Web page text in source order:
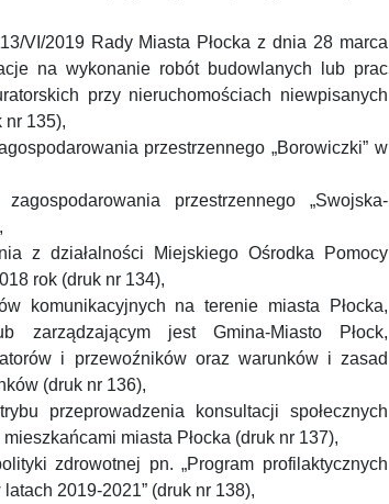
VI/2019 Rady Miasta Płocka z dnia 28 marca
na wykonanie robót budowlanych lub prac
przy nieruchomościach niewpisanych
nr 135),
przestrzennego „Borowiczki” w
przestrzennego „Swojska-
z działalności Miejskiego Ośrodka Pomocy
rok (druk nr 134),
komunikacyjnych na terenie miasta Płocka,
zarządzającym jest Gmina-Miasto Płock,
i przewoźników oraz warunków i zasad
(druk nr 136),
przeprowadzenia konsultacji społecznych
miasta Płocka (druk nr 137),
zdrowotnej pn. „Program profilaktycznych
2019-2021” (druk nr 138),